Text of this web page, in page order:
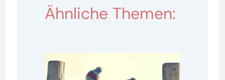
Ähnliche Themen: